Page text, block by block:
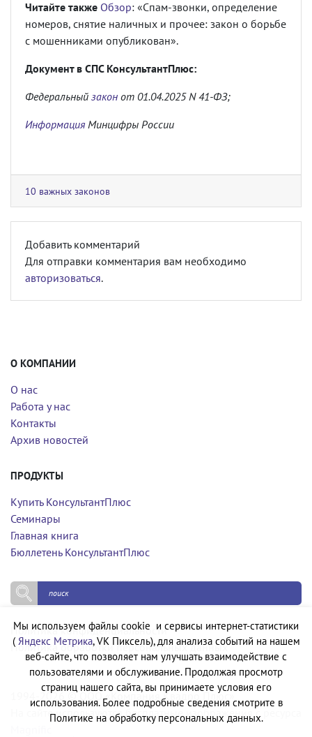
Читайте также Обзор: «Спам-звонки, определение
номеров, снятие наличных и прочее: закон о борьбе
с мошенниками опубликован».
Документ в СПС КонсультантПлюс:
Федеральный закон от 01.04.2025 N 41-ФЗ;
Информация Минцифры России
10 важных законов
Добавить комментарий
Для отправки комментария вам необходимо
авторизоваться.
О КОМПАНИИ
О нас
Работа у нас
Контакты
Архив новостей
ПРОДУКТЫ
Купить КонсультантПлюс
Семинары
Главная книга
Бюллетень КонсультантПлюс
Политика конфиденциальности
Политика обработки персональных данных
1994-2026 © ООО «Компания Квадро Плюс»
На сайте используются бесплатные изображения с ресурса
Мы используем файлы cookie и сервисы интернет-статистики
( Яндекс Метрика, VK Пиксель), для анализа событий на нашем
веб-сайте, что позволяет нам улучшать взаимодействие с
пользователями и обслуживание. Продолжая просмотр
страниц нашего сайта, вы принимаете условия его
использования. Более подробные сведения смотрите в
Политике на обработку персональных данных.